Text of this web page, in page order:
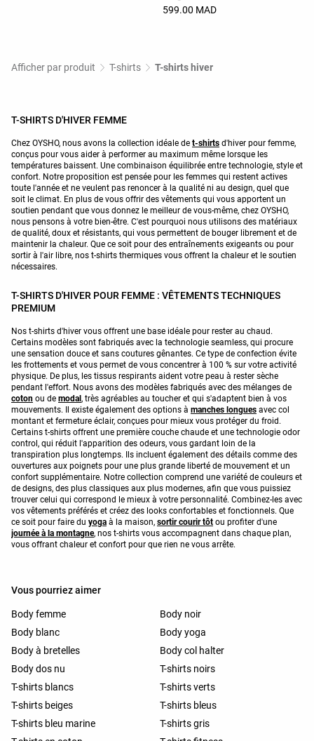
599.00 MAD
Afficher par produit T-shirts T-shirts hiver
T-SHIRTS D'HIVER FEMME
Chez OYSHO, nous avons la collection idéale de t-shirts d'hiver pour femme,
conçus pour vous aider à performer au maximum même lorsque les
températures baissent. Une combinaison équilibrée entre technologie, style et
confort. Notre proposition est pensée pour les femmes qui restent actives
toute l'année et ne veulent pas renoncer à la qualité ni au design, quel que
soit le climat. En plus de vous offrir des vêtements qui vous apportent un
soutien pendant que vous donnez le meilleur de vous-même, chez OYSHO,
nous pensons à votre bien-être. C'est pourquoi nous utilisons des matériaux
de qualité, doux et résistants, qui vous permettent de bouger librement et de
maintenir la chaleur. Que ce soit pour des entraînements exigeants ou pour
sortir à l'air libre, nos t-shirts thermiques vous offrent la chaleur et le soutien
nécessaires.
T-SHIRTS D'HIVER POUR FEMME : VÊTEMENTS TECHNIQUES
PREMIUM
Nos t-shirts d'hiver vous offrent une base idéale pour rester au chaud.
Certains modèles sont fabriqués avec la technologie seamless, qui procure
une sensation douce et sans coutures gênantes. Ce type de confection évite
les frottements et vous permet de vous concentrer à 100 % sur votre activité
physique. De plus, les tissus respirants aident votre peau à rester sèche
pendant l'effort. Nous avons des modèles fabriqués avec des mélanges de
coton ou de modal , très agréables au toucher et qui s'adaptent bien à vos
mouvements. Il existe également des options à manches longues avec col
montant et fermeture éclair, conçues pour mieux vous protéger du froid.
Certains t-shirts offrent une première couche chaude et une technologie odor
control, qui réduit l'apparition des odeurs, vous gardant loin de la
transpiration plus longtemps. Ils incluent également des détails comme des
ouvertures aux poignets pour une plus grande liberté de mouvement et un
confort supplémentaire. Notre collection comprend une variété de couleurs et
de designs, des plus classiques aux plus modernes, afin que vous puissiez
trouver celui qui correspond le mieux à votre personnalité. Combinez-les avec
vos vêtements préférés et créez des looks confortables et fonctionnels. Que
ce soit pour faire du yoga à la maison, sortir courir tôt ou profiter d'une
journée à la montagne, nos t-shirts vous accompagnent dans chaque plan,
vous offrant chaleur et confort pour que rien ne vous arrête.
Vous pourriez aimer
Body femme
Body noir
Body blanc
Body yoga
Body à bretelles
Body col halter
Body dos nu
T-shirts noirs
T-shirts blancs
T-shirts verts
T-shirts beiges
T-shirts bleus
T-shirts bleu marine
T-shirts gris